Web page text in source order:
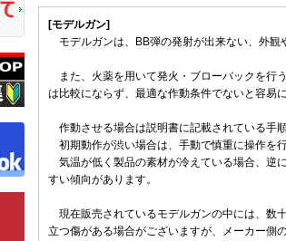
[モデルガン]
モデルガンは、BB弾の発射が出来ない、外観
また、火薬を用いて発火・ブローバックを行
は比較にならず、最適な作動条件でないと容易
作動させる場合は説明書に記載されている手
初期動作が渋い場合は、手動で慎重に操作を
気温が低く製品の素材が冷えている場合、逆
すい傾向があります。
現在販売されているモデルガンの中には、数
立つ傷がある場合がございますが、メーカー側